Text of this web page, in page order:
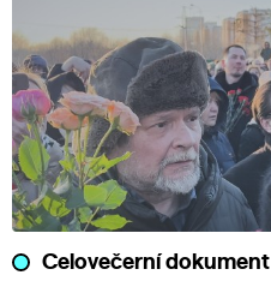
Celovečerní dokument